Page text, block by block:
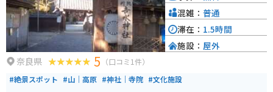
奈良県 5 （口コミ1件）
#絶景スポット #山｜高原 #神社｜寺院 #文化施設
混雑： 普通
滞在： 1.5時間
施設： 屋外